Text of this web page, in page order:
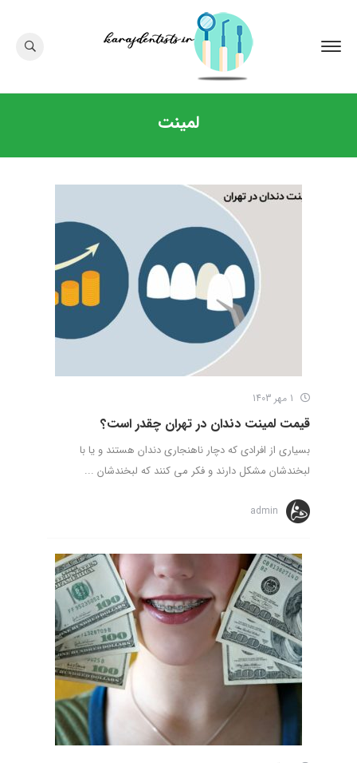
لمینت
قیمت لمینت دندان در تهران چقدر است؟
بسیاری از افرادی که دچار ناهنجاری دندان هستند و یا با
لبخندشان مشکل دارند و فکر می کنند که لبخندشان ...
admin